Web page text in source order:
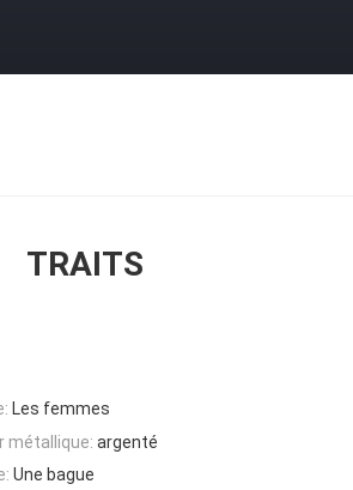
TRAITS
Les femmes
métallique: argenté
Une bague